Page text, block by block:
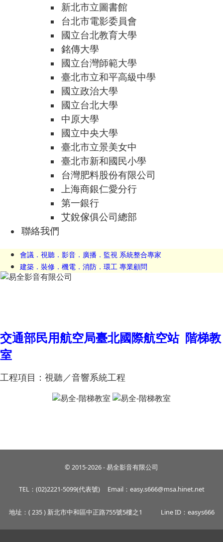
新北市立圖書館
台北市電影委員會
國立台北教育大學
銘傳大學
國立台灣師範大學
臺北市立和平高級中學
國立政治大學
國立台北大學
中原大學
國立中央大學
臺北市立景美女中
臺北市新和國民小學
台灣肥料股份有限公司
上海商銀仁愛分行
第一銀行
艾銳傢俱公司總部
聯絡我們
會議．視聽．影音．廣播．監視 系統整合專家
建築．裝修．機電．消防．環工 專業顧問
交通部民用航空局臺北國際航空站 階梯教
室
工程項目： 視聽／音響系統工程
© 2015-2026 - 易全影音有限公司
TEL：(02)2221-5099(代表號) Email：easy.s666@msa.hinet.net
地址：( 235 ) 新北市中和區中正路755號5樓之1 Line ID：easys666